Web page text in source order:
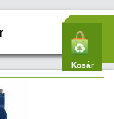
Kosár